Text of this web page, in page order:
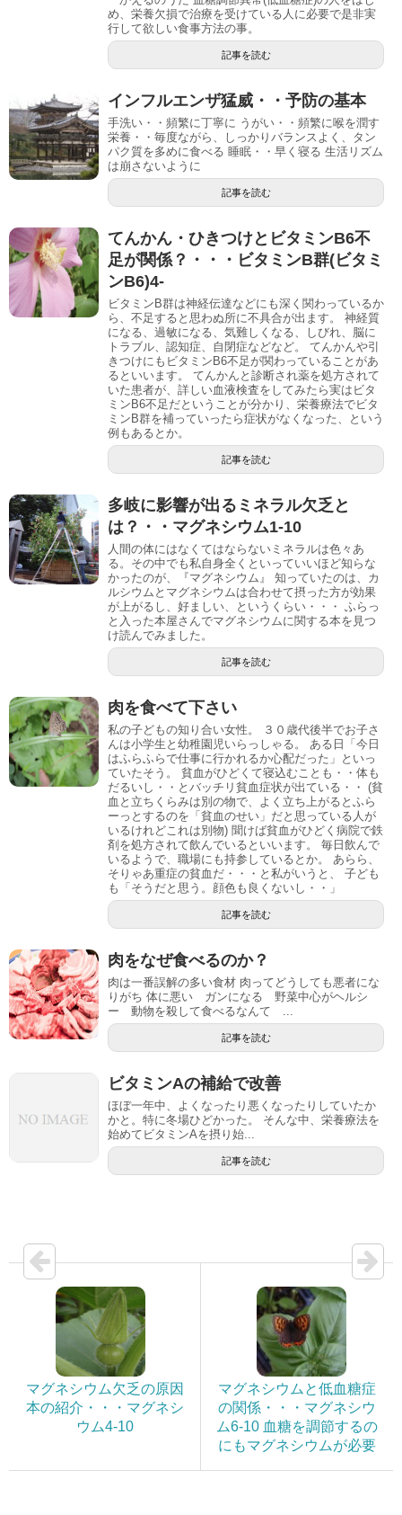
め、栄養欠損で治療を受けている人に必要で是非実
行して欲しい食事方法の事。
記事を読む
インフルエンザ猛威・・予防の基本
手洗い・・頻繁に丁寧に うがい・・頻繁に喉を潤す
栄養・・毎度ながら、しっかりバランスよく、タン
パク質を多めに食べる 睡眠・・早く寝る 生活リズム
は崩さないように
記事を読む
てんかん・ひきつけとビタミンB6不
足が関係？・・・ビタミンB群(ビタミ
ンB6)4-
ビタミンB群は神経伝達などにも深く関わっているか
ら、不足すると思わぬ所に不具合が出ます。 神経質
になる、過敏になる、気難しくなる、しびれ、脳に
トラブル、認知症、自閉症などなど。 てんかんや引
きつけにもビタミンB6不足が関わっていることがあ
るといいます。 てんかんと診断され薬を処方されて
いた患者が、詳しい血液検査をしてみたら実はビタ
ミンB6不足だということが分かり、栄養療法でビタ
ミンB群を補っていったら症状がなくなった、という
例もあるとか。
記事を読む
多岐に影響が出るミネラル欠乏と
は？・・マグネシウム1-10
人間の体にはなくてはならないミネラルは色々あ
る。その中でも私自身全くといっていいほど知らな
かったのが、『マグネシウム』 知っていたのは、カ
ルシウムとマグネシウムは合わせて摂った方が効果
が上がるし、好ましい、というくらい・・・ ふらっ
と入った本屋さんでマグネシウムに関する本を見つ
け読んでみました。
記事を読む
肉を食べて下さい
私の子どもの知り合い女性。 ３０歳代後半でお子さ
んは小学生と幼稚園児いらっしゃる。 ある日「今日
はふらふらで仕事に行かれるか心配だった」といっ
ていたそう。 貧血がひどくて寝込むことも・・体も
だるいし・・とバッチリ貧血症状が出ている・・ (貧
血と立ちくらみは別の物で、よく立ち上がるとふら
ーっとするのを「貧血のせい」だと思っている人が
いるけれどこれは別物) 聞けば貧血がひどく病院で鉄
剤を処方されて飲んでいるといいます。 毎日飲んで
いるようで、職場にも持参しているとか。 あらら、
そりゃあ重症の貧血だ・・・と私がいうと、 子ども
も「そうだと思う。顔色も良くないし・・」
記事を読む
肉をなぜ食べるのか？
肉は一番誤解の多い食材 肉ってどうしても悪者にな
りがち 体に悪い ガンになる 野菜中心がヘルシ
ー 動物を殺して食べるなんて ...
記事を読む
ビタミンAの補給で改善
ほぼ一年中、よくなったり悪くなったりしていたか
かと。特に冬場ひどかった。 そんな中、栄養療法を
始めてビタミンAを摂り始...
記事を読む
マグネシウム欠乏の原因
本の紹介・・・マグネシ
ウム4-10
マグネシウムと低血糖症
の関係・・・マグネシウ
ム6-10 血糖を調節するの
にもマグネシウムが必要